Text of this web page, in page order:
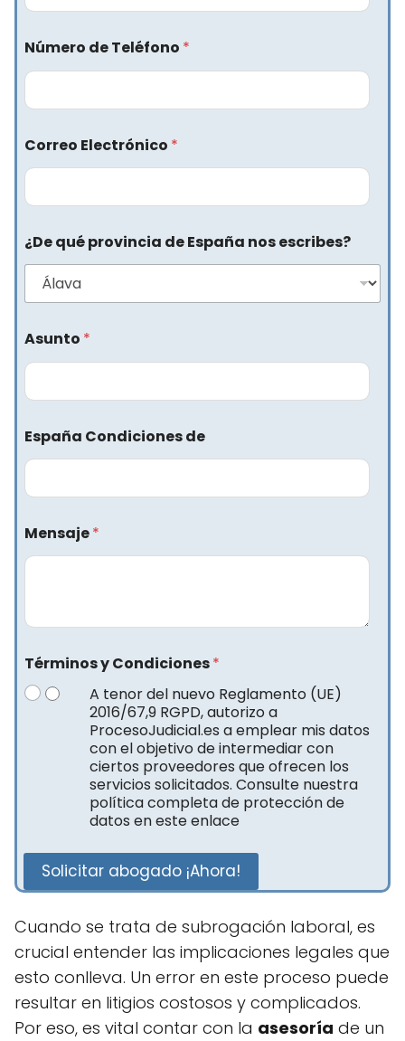
Número de Teléfono *
Correo Electrónico *
¿De qué provincia de España nos escribes?
Asunto *
España Condiciones de
Mensaje*
Términos y Condiciones*
A tenor del nuevo Reglamento (UE)
2016/67,9 RGPD, autorizo a
ProcesoJudicial.es a emplear mis datos
con el objetivo de intermediar con
ciertos proveedores que ofrecen los
servicios solicitados. Consulte nuestra
política completa de protección de
datos en este enlace
Solicitar abogado ¡Ahora!
Cuando se trata de subrogación laboral, es
crucial entender las implicaciones legales que
esto conlleva. Un error en este proceso puede
resultar en litigios costosos y complicados.
Por eso, es vital contar con la asesoría de un